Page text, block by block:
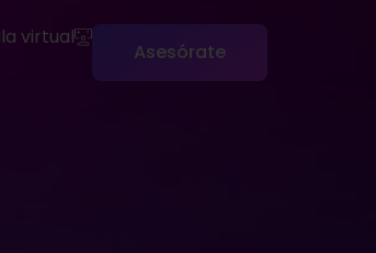
virtual
Asesórate